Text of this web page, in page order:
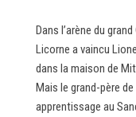
Dans l’arène du
Licorne a vaincu
dans la maison de
Mais le grand-père
apprentissage au